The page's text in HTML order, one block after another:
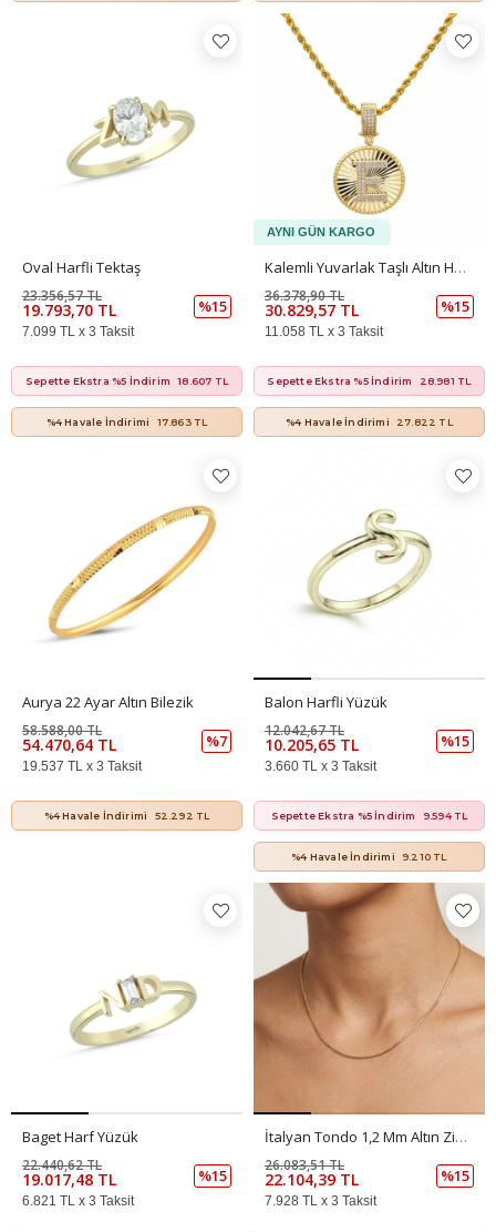
Oval Harfli Tektaş
19.793,70 TL
23.356,57 TL
%15
7.099 TL x 3 Taksit
Sepette Ekstra %5 İndirim 18.607 TL
%4 Havale İndirimi 17.863 TL
Kalemli Yuvarlak Taşlı Altın Harf Kolye Ucu – Özel Tasarım (2,2 × 2 Cm – 0,2 Mm)
30.829,57 TL
36.378,90 TL
%15
11.058 TL x 3 Taksit
Sepette Ekstra %5 İndirim 28.981 TL
%4 Havale İndirimi 27.822 TL
Aurya 22 Ayar Altın Bilezik
54.470,64 TL
58.588,00 TL
%7
19.537 TL x 3 Taksit
%4 Havale İndirimi 52.292 TL
Balon Harfli Yüzük
10.205,65 TL
12.042,67 TL
%15
3.660 TL x 3 Taksit
Sepette Ekstra %5 İndirim 9.594 TL
%4 Havale İndirimi 9.210 TL
Baget Harf Yüzük
19.017,48 TL
22.440,62 TL
%15
6.821 TL x 3 Taksit
İtalyan Tondo 1,2 Mm Altın Zincir
22.104,39 TL
26.083,51 TL
%15
7.928 TL x 3 Taksit